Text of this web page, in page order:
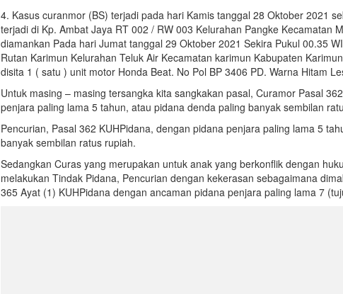
4. Kasus curanmor (BS) terjadi pada hari Kamis tanggal 28 Oktober 2021
terjadi di Kp. Ambat Jaya RT 002 / RW 003 Kelurahan Pangke Kecamatan
diamankan Pada hari Jumat tanggal 29 Oktober 2021 Sekira Pukul 00.35
Rutan Karimun Kelurahan Teluk Air Kecamatan karimun Kabupaten
disita 1 ( satu ) unit motor Honda Beat. No Pol BP 3406 PD. Warna Hitam
Untuk masing – masing tersangka kita sangkakan pasal, Curamor Pasal
penjara paling lama 5 tahun, atau pidana denda paling banyak sembilan
Pencurian, Pasal 362 KUHPidana, dengan pidana penjara paling lama 5
banyak sembilan ratus rupiah.
Sedangkan Curas yang merupakan untuk anak yang berkonflik dengan
melakukan Tindak Pidana, Pencurian dengan kekerasan sebagaimana
365 Ayat (1) KUHPidana dengan ancaman pidana penjara paling lama 7